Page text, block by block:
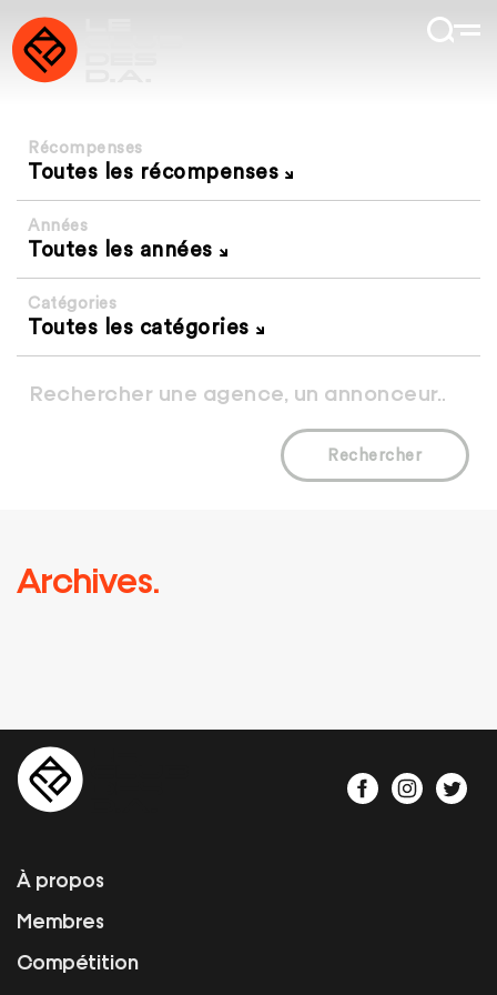
Récompenses
Toutes les récompenses
Années
Toutes les années
Catégories
Toutes les catégories
Rechercher
Archives.
À propos
Membres
Compétition